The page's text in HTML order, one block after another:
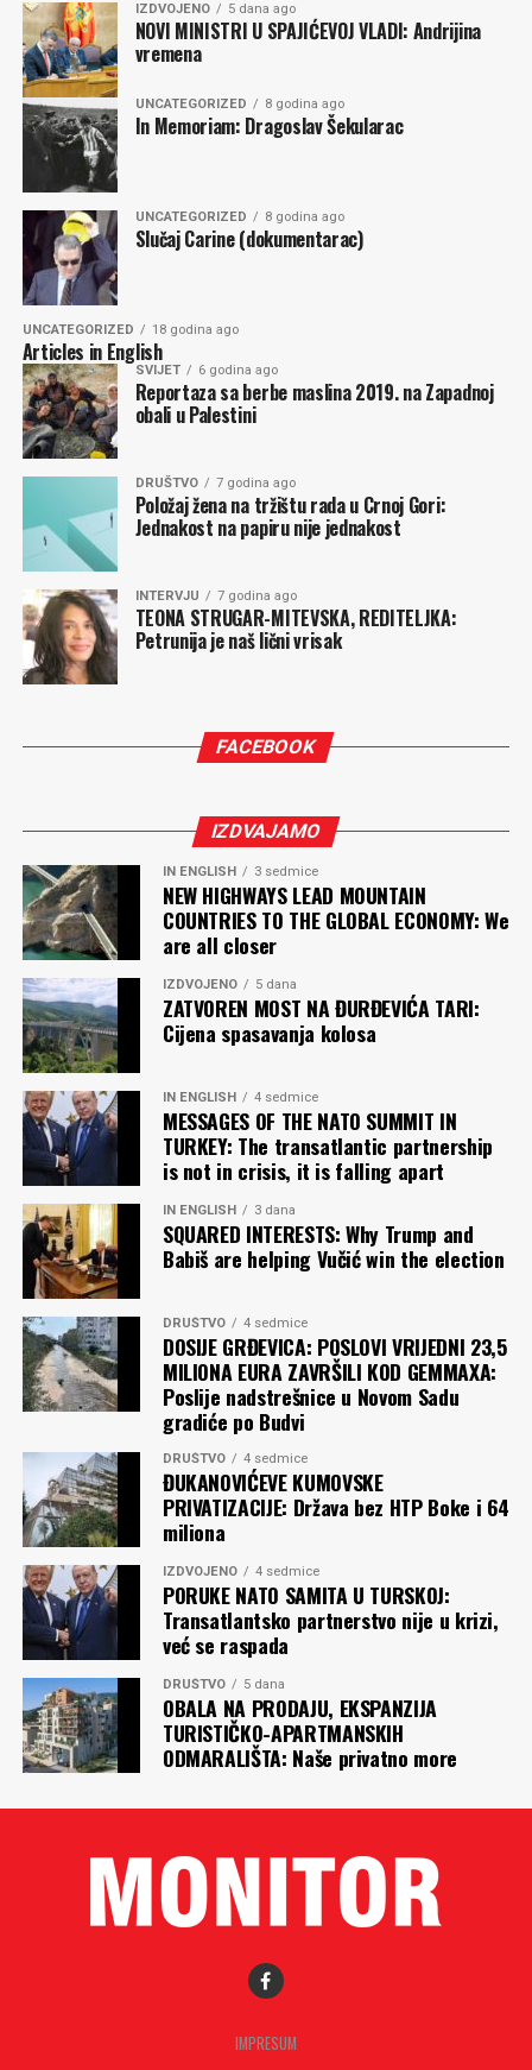
IZDVOJENO 5 dana ago
NOVI MINISTRI U SPAJIĆEVOJ VLADI: Andrijina
vremena
UNCATEGORIZED 8 godina ago
In Memoriam: Dragoslav Šekularac
UNCATEGORIZED 8 godina ago
Slučaj Carine (dokumentarac)
UNCATEGORIZED 18 godina ago
Articles in English
SVIJET 6 godina ago
Reportaza sa berbe maslina 2019. na Zapadnoj
obali u Palestini
DRUŠTVO 7 godina ago
Položaj žena na tržištu rada u Crnoj Gori:
Jednakost na papiru nije jednakost
INTERVJU 7 godina ago
TEONA STRUGAR-MITEVSKA, REDITELJKA:
Petrunija je naš lični vrisak
FACEBOOK
IZDVAJAMO
IN ENGLISH 3 sedmice
NEW HIGHWAYS LEAD MOUNTAIN
COUNTRIES TO THE GLOBAL ECONOMY: We
are all closer
IZDVOJENO 5 dana
ZATVOREN MOST NA ĐURĐEVIĆA TARI:
Cijena spasavanja kolosa
IN ENGLISH 4 sedmice
MESSAGES OF THE NATO SUMMIT IN
TURKEY: The transatlantic partnership
is not in crisis, it is falling apart
IN ENGLISH 3 dana
SQUARED INTERESTS: Why Trump and
Babiš are helping Vučić win the election
DRUŠTVO 4 sedmice
DOSIJE GRĐEVICA: POSLOVI VRIJEDNI 23,5
MILIONA EURA ZAVRŠILI KOD GEMMAXA:
Poslije nadstrešnice u Novom Sadu
gradiće po Budvi
DRUŠTVO 4 sedmice
ĐUKANOVIĆEVE KUMOVSKE
PRIVATIZACIJE: Država bez HTP Boke i 64
miliona
IZDVOJENO 4 sedmice
PORUKE NATO SAMITA U TURSKOJ:
Transatlantsko partnerstvo nije u krizi,
već se raspada
DRUŠTVO 5 dana
OBALA NA PRODAJU, EKSPANZIJA
TURISTIČKO-APARTMANSKIH
ODMARALIŠTA: Naše privatno more
IMPRESUM